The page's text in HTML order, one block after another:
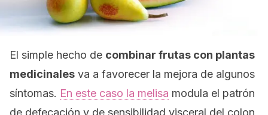
El simple hecho de combinar frutas con plantas
medicinales va a favorecer la mejora de algunos
síntomas. En este caso la melisa modula el patrón
de defecación y de sensibilidad visceral del colon,